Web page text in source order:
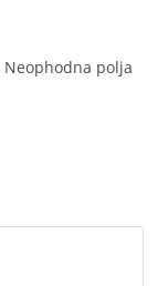
Neophodna polja